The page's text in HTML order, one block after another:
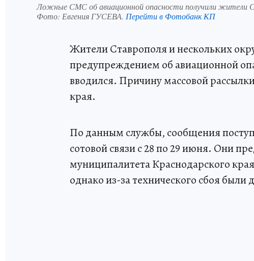
Ложные СМС об авиационной опасности получили жители
Фото: Евгения ГУСЕВА. Перейти в Фотобанк КП
Жители Ставрополя и нескольких
предупреждением об авиационной
вводился. Причину массовой
края.
По данным службы, сообщения
сотовой связи с 28 по 29 июня. Они
муниципалитета Краснодарского
однако из-за технического сбоя были